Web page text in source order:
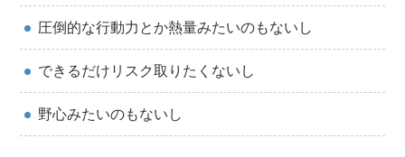
圧倒的な行動力とか熱量みたいのもないし
できるだけリスク取りたくないし
野心みたいのもないし